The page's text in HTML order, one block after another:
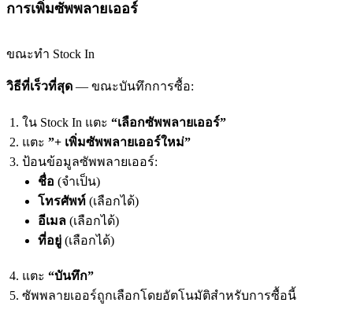
การเพิ่มซัพพลายเออร์
ขณะทำ Stock In
วิธีที่เร็วที่สุด — ขณะบันทึกการซื้อ:
ใน Stock In แตะ “เลือกซัพพลายเออร์”
แตะ ”+ เพิ่มซัพพลายเออร์ใหม่”
ป้อนข้อมูลซัพพลายเออร์:
ชื่อ (จำเป็น)
โทรศัพท์ (เลือกได้)
อีเมล (เลือกได้)
ที่อยู่ (เลือกได้)
แตะ “บันทึก”
ซัพพลายเออร์ถูกเลือกโดยอัตโนมัติสำหรับการซื้อนี้